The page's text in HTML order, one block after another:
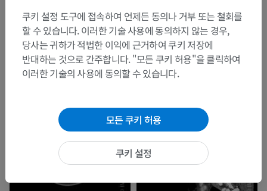
쿠키 설정 도구에 접속하여 언제든 동의나 거부 또는 철회를
할 수 있습니다. 이러한 기술 사용에 동의하지 않는 경우,
당사는 귀하가 적법한 이익에 근거하여 쿠키 저장에
반대하는 것으로 간주합니다. "모든 쿠키 허용"을 클릭하여
이러한 기술의 사용에 동의할 수 있습니다.
모든 쿠키 허용
쿠키 설정